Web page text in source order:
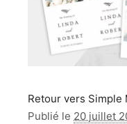
Retour vers Simple
Publié le 20 juillet